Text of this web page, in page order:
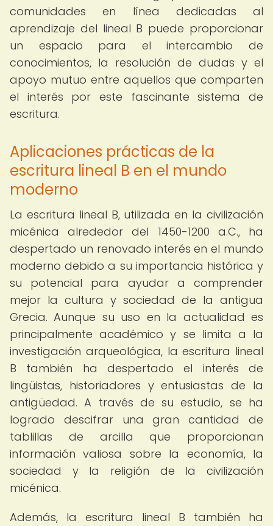
comunidades en línea dedicadas al
aprendizaje del lineal B puede proporcionar
un espacio para el intercambio de
conocimientos, la resolución de dudas y el
apoyo mutuo entre aquellos que comparten
el interés por este fascinante sistema de
escritura.
Aplicaciones prácticas de la
escritura lineal B en el mundo
moderno
La escritura lineal B, utilizada en la civilización
micénica alrededor del 1450-1200 a.C., ha
despertado un renovado interés en el mundo
moderno debido a su importancia histórica y
su potencial para ayudar a comprender
mejor la cultura y sociedad de la antigua
Grecia. Aunque su uso en la actualidad es
principalmente académico y se limita a la
investigación arqueológica, la escritura lineal
B también ha despertado el interés de
lingüistas, historiadores y entusiastas de la
antigüedad. A través de su estudio, se ha
logrado descifrar una gran cantidad de
tablillas de arcilla que proporcionan
información valiosa sobre la economía, la
sociedad y la religión de la civilización
micénica.
Además, la escritura lineal B también ha